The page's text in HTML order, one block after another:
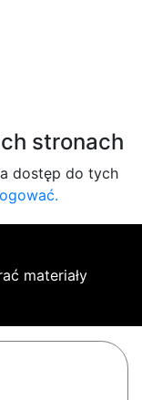
stronach
dostęp do tych
materiały